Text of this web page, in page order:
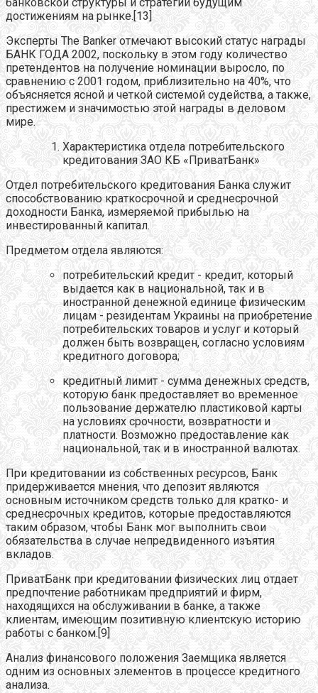
достижениям на рынке.[13]
Эксперты The Banker отмечают высокий статус награды
БАНК ГОДА 2002, поскольку в этом году количество
претендентов на получение номинации выросло, по
сравнению с 2001 годом, приблизительно на 40%, что
объясняется ясной и четкой системой судейства, а также,
престижем и значимостью этой награды в деловом
мире.
Характеристика отдела потребительского
кредитования ЗАО КБ «ПриватБанк»
Отдел потребительского кредитования Банка служит
способствованию краткосрочной и среднесрочной
доходности Банка, измеряемой прибылью на
инвестированный капитал.
Предметом отдела являются:
потребительский кредит - кредит, который
выдается как в национальной, так и в
иностранной денежной единице физическим
лицам - резидентам Украины на приобретение
потребительских товаров и услуг и который
должен быть возвращен, согласно условиям
кредитного договора;
кредитный лимит - сумма денежных средств,
которую банк предоставляет во временное
пользование держателю пластиковой карты
на условиях срочности, возвратности и
платности. Возможно предоставление как
национальной, так и в иностранной валютах.
При кредитовании из собственных ресурсов, Банк
придерживается мнения, что депозит являются
основным источником средств только для кратко- и
среднесрочных кредитов, которые предоставляются
таким образом, чтобы Банк мог выполнить свои
обязательства в случае непредвиденного изъятия
вкладов.
ПриватБанк при кредитовании физических лиц отдает
предпочтение работникам предприятий и фирм,
находящихся на обслуживании в банке, а также
клиентам, имеющим позитивную клиентскую историю
работы с банком.[9]
Анализ финансового положения Заемщика является
одним из основных элементов в процессе кредитного
анализа.